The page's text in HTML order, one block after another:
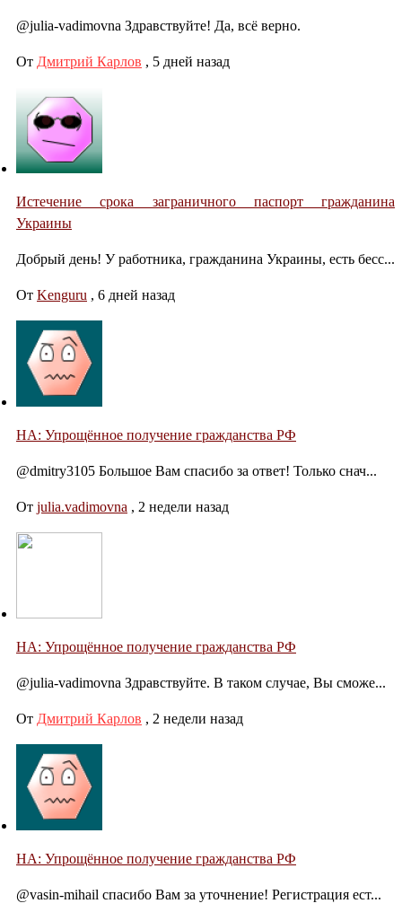
@julia-vadimovna Здравствуйте! Да, всё верно.
От Дмитрий Карлов , 5 дней назад
Истечение срока заграничного паспорт гражданина
Украины
Добрый день! У работника, гражданина Украины, есть бесс...
От Kenguru , 6 дней назад
НА: Упрощённое получение гражданства РФ
@dmitry3105 Большое Вам спасибо за ответ! Только снач...
От julia.vadimovna , 2 недели назад
НА: Упрощённое получение гражданства РФ
@julia-vadimovna Здравствуйте. В таком случае, Вы сможе...
От Дмитрий Карлов , 2 недели назад
НА: Упрощённое получение гражданства РФ
@vasin-mihail спасибо Вам за уточнение! Регистрация ест...